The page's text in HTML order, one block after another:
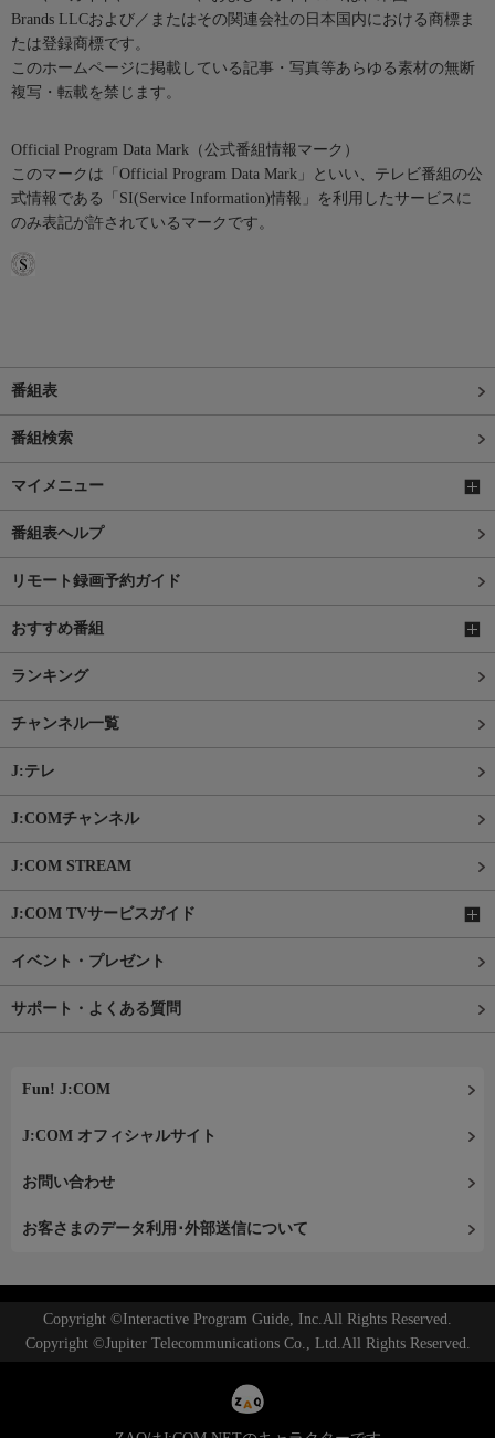
Brands LLCおよび／またはその関連会社の日本国内における商標ま
たは登録商標です。
このホームページに掲載している記事・写真等あらゆる素材の無断
複写・転載を禁じます。
Official Program Data Mark（公式番組情報マーク）
このマークは「Official Program Data Mark」といい、テレビ番組の公
式情報である「SI(Service Information)情報」を利用したサービスに
のみ表記が許されているマークです。
番組表
番組検索
マイメニュー
番組表ヘルプ
リモート録画予約ガイド
おすすめ番組
ランキング
チャンネル一覧
J:テレ
J:COMチャンネル
J:COM STREAM
J:COM TVサービスガイド
イベント・プレゼント
サポート・よくある質問
Fun! J:COM
J:COM オフィシャルサイト
お問い合わせ
お客さまのデータ利用･外部送信について
Copyright ©Interactive Program Guide, Inc.All Rights Reserved.
Copyright ©Jupiter Telecommunications Co., Ltd.All Rights Reserved.